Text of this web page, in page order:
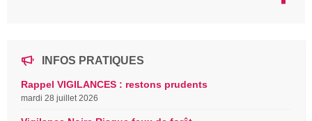
INFOS PRATIQUES
Rappel VIGILANCES : restons prudents
mardi 28 juillet 2026